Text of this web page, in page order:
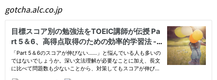
gotcha.alc.co.jp